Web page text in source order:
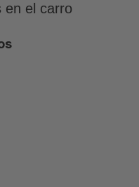
en el carro